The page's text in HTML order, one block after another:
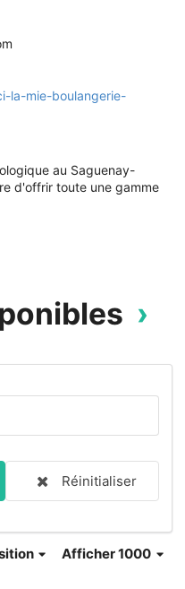
la-mie-boulangerie-
au Saguenay-
d'offrir toute une gamme
Réinitialiser
Afficher 1000